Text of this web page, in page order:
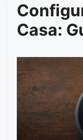
Casa: